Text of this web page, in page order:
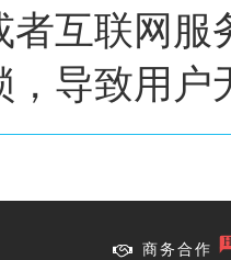
者互联网
，导致用户
商务合作